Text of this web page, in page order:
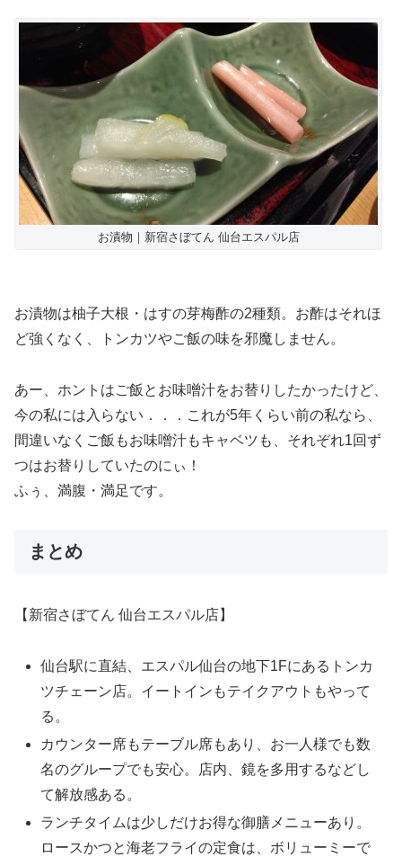
お漬物｜新宿さぼてん 仙台エスパル店
お漬物は柚子大根・はすの芽梅酢の2種類。お酢はそれほ
ど強くなく、トンカツやご飯の味を邪魔しません。
あー、ホントはご飯とお味噌汁をお替りしたかったけど、
今の私には入らない．．．これが5年くらい前の私なら、
間違いなくご飯もお味噌汁もキャベツも、それぞれ1回ず
つはお替りしていたのにぃ！
ふぅ、満腹・満足です。
まとめ
【新宿さぼてん 仙台エスパル店】
仙台駅に直結、エスパル仙台の地下1Fにあるトンカ
ツチェーン店。イートインもテイクアウトもやって
る。
カウンター席もテーブル席もあり、お一人様でも数
名のグループでも安心。店内、鏡を多用するなどし
て解放感ある。
ランチタイムは少しだけお得な御膳メニューあり。
ロースかつと海老フライの定食は、ボリューミーで